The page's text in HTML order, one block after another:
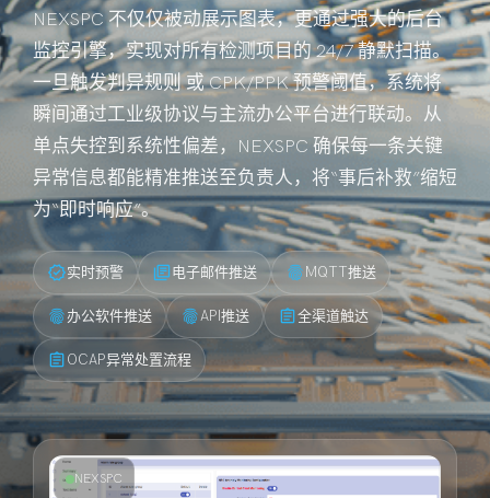
NEXSPC 不仅仅被动展示图表，更通过强大的后台
监控引擎，实现对所有检测项目的 24/7 静默扫描。
一旦触发判异规则 或 CPK/PPK 预警阈值，系统将
瞬间通过工业级协议与主流办公平台进行联动。从
单点失控到系统性偏差，NEXSPC 确保每一条关键
异常信息都能精准推送至负责人，将“事后补救”缩短
为“即时响应”。
verified实时预警 library_books电子邮件推送 fingerprint MQTT推送
fingerprint办公软件推送 fingerprintAPI推送 assignment全渠道触达
assignmentOCAP异常处置流程
NEXSPC